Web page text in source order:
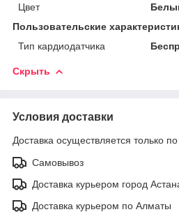
Цвет
Пользовательские
Тип кардиодатчика
Скрыть
Условия доставки
Доставка осуществляется только
Самовывоз
Доставка курьером город
Доставка курьером по Алматы